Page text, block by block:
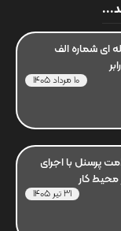
ای شماره الف
10 مرداد 1405
پرسنل با اجرای
محیط کار
31 تیر 1405